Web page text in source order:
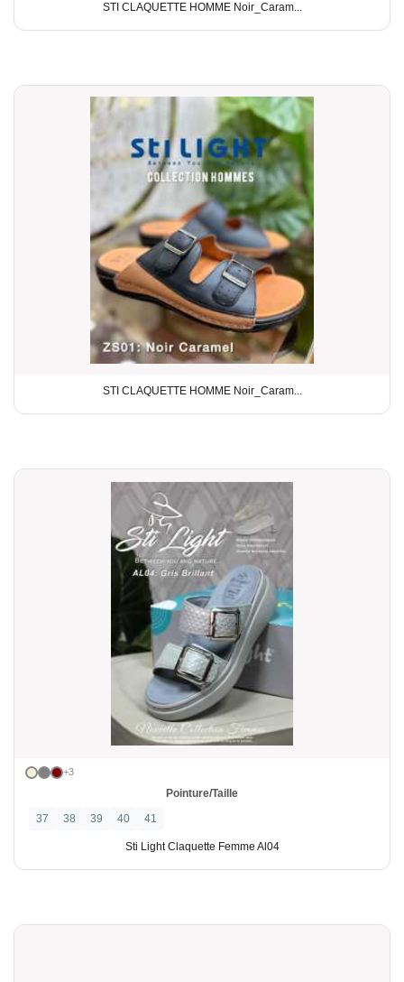
STI CLAQUETTE HOMME Noir_Caram...
STI CLAQUETTE HOMME Noir_Caram...
+3
Pointure/Taille
37
38 39 40 41
Sti Light Claquette Femme Al04